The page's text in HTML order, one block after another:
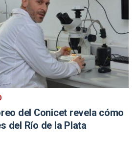
del Conicet revela cómo
del Río de la Plata